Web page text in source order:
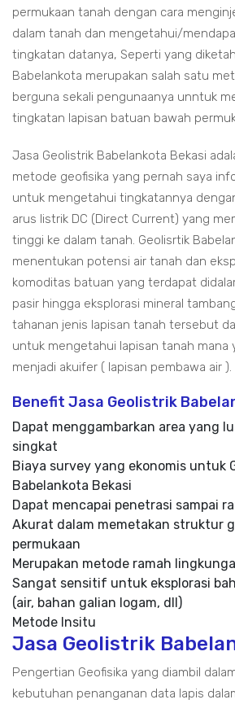
permukaan tanah dengan cara
dalam tanah dan mengetahui/
tingkatan datanya, Seperti yang
Babelankota merupakan salah satu
berguna sekali pengunaanya unntuk
tingkatan lapisan batuan bawah
Jasa Geolistrik Babelankota Bekasi
metode geofisika yang pernah saya
untuk mengetahui tingkatannya
arus listrik DC (Direct Current) yang
tinggi ke dalam tanah. Geolisrtik
menentukan potensi air tanah dan
komoditas batuan yang terdapat
pasir hingga eksplorasi mineral
tahanan jenis lapisan tanah tersebut
untuk mengetahui lapisan tanah mana
menjadi akuifer ( lapisan pembawa air ).
Benefit Jasa Geolistrik
Dapat menggambarkan area yang
singkat
Biaya survey yang ekonomis untuk
Babelankota Bekasi
Dapat mencapai penetrasi sampai
Akurat dalam memetakan struktur
permukaan
Merupakan metode ramah
Sangat sensitif untuk eksplorasi
(air, bahan galian logam, dll)
Metode Insitu
Jasa Geolistrik
Pengertian Geofisika yang diambil
kebutuhan penanganan data lapis